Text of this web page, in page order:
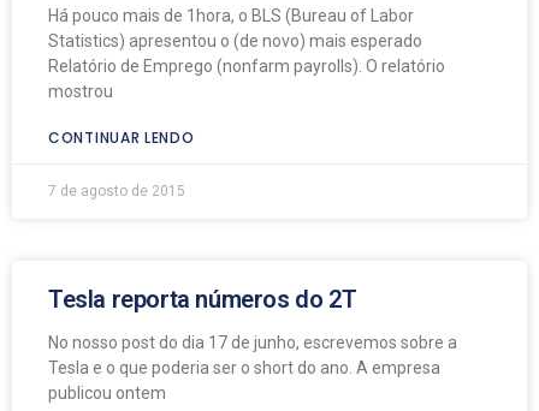
Há pouco mais de 1hora, o BLS (Bureau of Labor
Statistics) apresentou o (de novo) mais esperado
Relatório de Emprego (nonfarm payrolls). O relatório
mostrou
CONTINUAR LENDO
7 de agosto de 2015
Tesla reporta números do 2T
No nosso post do dia 17 de junho, escrevemos sobre a
Tesla e o que poderia ser o short do ano. A empresa
publicou ontem